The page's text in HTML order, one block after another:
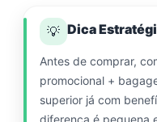
💡 Dica
Antes de comprar,
promocional +
superior já com
diferença é pequena